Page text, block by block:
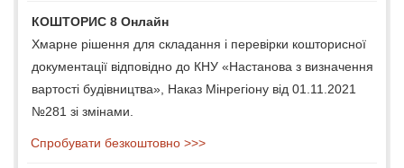
КОШТОРИС 8 Онлайн
Хмарне рішення для складання і перевірки кошторисної
документації відповідно до КНУ «Настанова з визначення
вартості будівництва», Наказ Мінрегіону від 01.11.2021
№281 зі змінами.
Спробувати безкоштовно >>>